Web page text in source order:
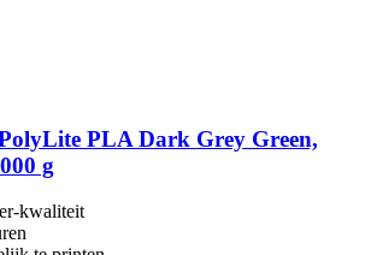
PLA Dark Grey Green,
g
kwaliteit